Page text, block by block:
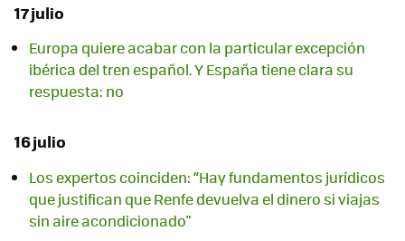
17 julio
Europa quiere acabar con la particular excepción
ibérica del tren español. Y España tiene clara su
respuesta: no
16 julio
Los expertos coinciden: “Hay fundamentos jurídicos
que justifican que Renfe devuelva el dinero si viajas
sin aire acondicionado"